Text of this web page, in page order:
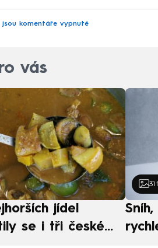
komentáře vypnuté
vás
jídel
se i tři české
31